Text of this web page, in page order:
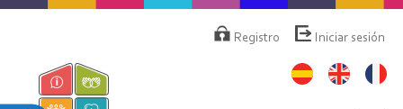
Pasar
contenido
principal
deRegistro Iniciar sesión